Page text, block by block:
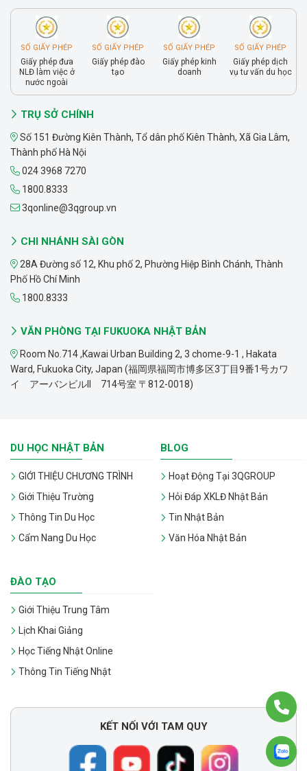
SỐ GIẤY PHÉP
Giấy phép đưa
NLĐ làm việc ở
nước ngoài
SỐ GIẤY PHÉP
Giấy phép đào
tạo
SỐ GIẤY PHÉP
Giấy phép kinh
doanh
SỐ GIẤY PHÉP
Giấy phép dịch
vụ tư vấn du học
TRỤ SỞ CHÍNH
Số 151 Đường Kiên Thành, Tổ dân phố Kiên Thành, Xã Gia Lâm,
Thành phố Hà Nội
024 3968 7270
1800.8333
3qonline@3qgroup.vn
CHI NHÁNH SÀI GÒN
28A Đường số 12, Khu phố 2, Phường Hiệp Bình Chánh, Thành
Phố Hồ Chí Minh
1800.8333
VĂN PHÒNG TẠI FUKUOKA NHẬT BẢN
Room No.714 ,Kawai Urban Building 2, 3 chome-9-1 , Hakata
Ward, Fukuoka City, Japan (福岡県福岡市博多区3丁目9番1号カワ
イ アーバンビルII 714号室 〒812-0018)
DU HỌC NHẬT BẢN
GIỚI THIỆU CHƯƠNG TRÌNH
Giới Thiệu Trường
Thông Tin Du Học
Cẩm Nang Du Học
BLOG
Hoạt Động Tại 3QGROUP
Hỏi Đáp XKLĐ Nhật Bản
Tin Nhật Bản
Văn Hóa Nhật Bản
ĐÀO TẠO
Giới Thiệu Trung Tâm
Lịch Khai Giảng
Học Tiếng Nhật Online
Thông Tin Tiếng Nhật
KẾT NỐI VỚI TAM QUY